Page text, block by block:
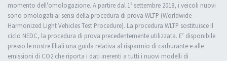
momento dell'omologazione. A partire dal 1° settembre 2018, i veicoli nuovi
sono omologati ai sensi della procedura di prova WLTP (Worldwide
Harmonized Light Vehicles Test Procedure). La procedura WLTP sostituisce il
ciclo NEDC, la procedura di prova precedentemente utilizzata. E’ disponibile
presso le nostre filiali una guida relativa al risparmio di carburante e alle
emissioni di CO2 che riporta i dati inerenti a tutti i nuovi modelli di